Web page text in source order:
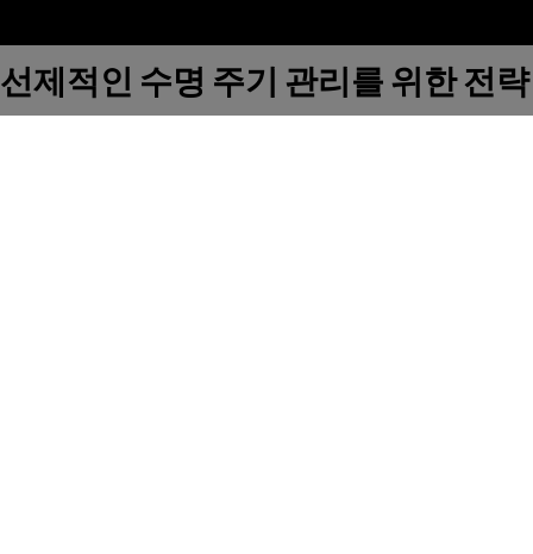
선제적인 수명 주기 관리를 위한 전략